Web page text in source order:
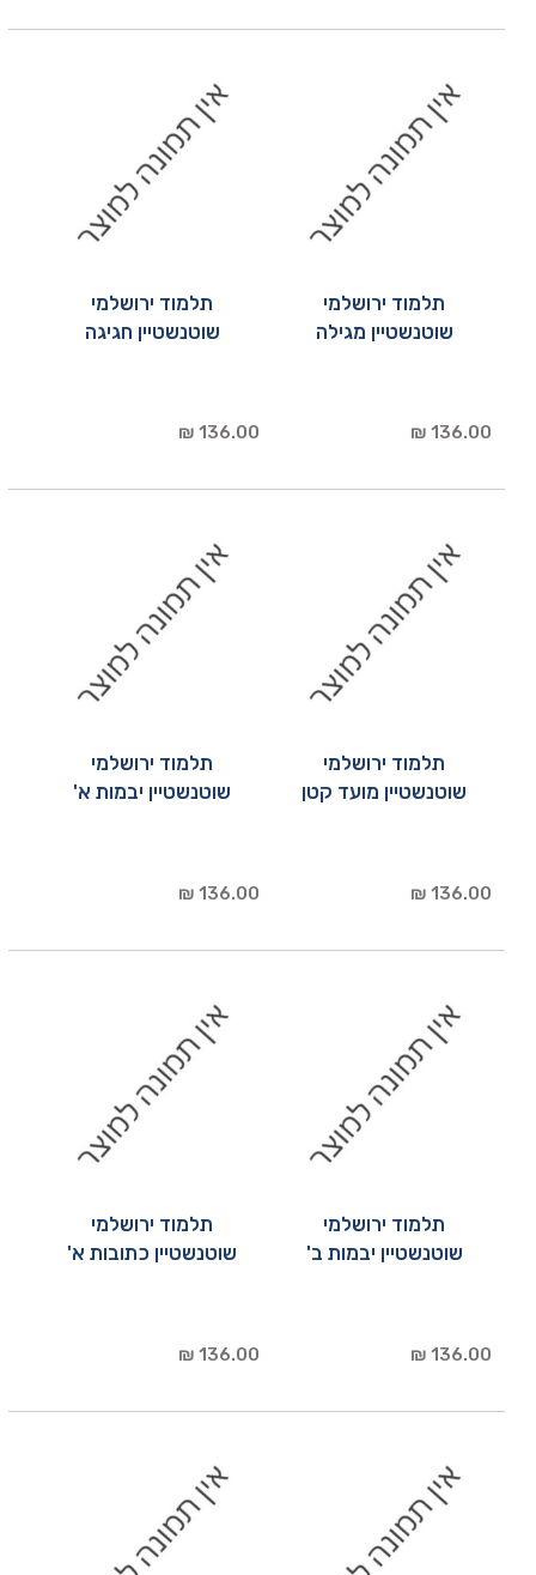
תלמוד ירושלמי
שוטנשטיין מגילה
136.00 ₪
תלמוד ירושלמי
שוטנשטיין חגיגה
136.00 ₪
תלמוד ירושלמי
שוטנשטיין מועד קטן
136.00 ₪
תלמוד ירושלמי
שוטנשטיין יבמות א'
136.00 ₪
תלמוד ירושלמי
שוטנשטיין יבמות ב'
136.00 ₪
תלמוד ירושלמי
שוטנשטיין כתובות א'
136.00 ₪